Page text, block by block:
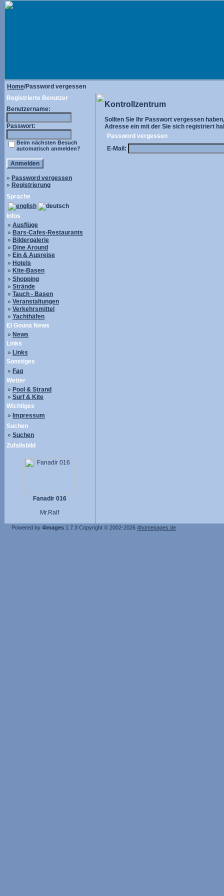
Home/Password vergessen
Registrierte Benutzer
Benutzername:
Passwort:
Beim nächsten Besuch
automatisch anmelden?
» Password vergessen
» Registrierung
Sprache
Infos
» Ausflüge
» Bars-Cafes-Restaurants
» Bildergalerie
» Dine Around
» Ein & Ausreise
» Hotels
» Kite-Basen
» Shopping
» Strände
» Tauch - Basen
» Veranstaltungen
» Verkehrsmittel
» Yachthäfen
El Gouna News
» News
Links
» Links
Sonstiges
» Faq
Wetter
» Pool & Strand
» Surf & Kite
Wichtiges
» Impressum
Suchen
» Suchen
Zufallsbild
Fanadir 016
Mr.Ralf
Kontrollzentrum
Sollten Sie Ihr Passwort vergessen
Adresse ein mit der Sie sich registriert
Password vergessen
E-Mail:
Powered by 4images 1.7.3 Copyright © 2002-2026 4homepages.de